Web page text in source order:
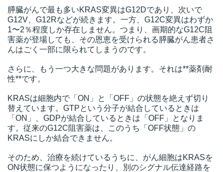
膵臓がんで最も多いKRAS変異はG12Dであり、次いで
G12V、G12Rなどが続きます。一方、G12C変異はわずか
1〜2％程度しか存在しません。つまり、画期的なG12C阻
害薬が登場しても、その恩恵を受けられる膵臓がん患者さ
んはごく一部に限られてしまうのです。
さらに、もう一つ大きな問題があります。それは**薬剤耐
性**です。
KRASは細胞内で「ON」と「OFF」の状態を絶えず切り
替えています。GTPという分子が結合しているときは
「ON」、GDPが結合しているときは「OFF」となりま
す。従来のG12C阻害薬は、このうち「OFF状態」の
KRASにしか結合できません。
そのため、治療を続けているうちに、がん細胞はKRASを
ON状態に保つようになったり、別のシグナル伝達経路を